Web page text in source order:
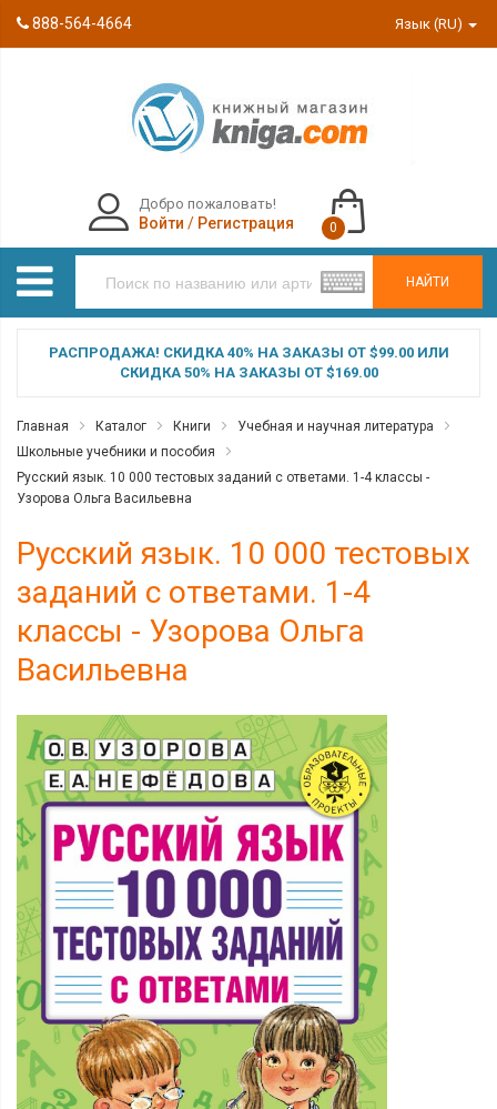
888-564-4664 Язык (RU)
НАЙТИ
Добро пожаловать!
Войти / Регистрация 0
РАСПРОДАЖА! СКИДКА 40% НА ЗАКАЗЫ ОТ $99.00 ИЛИ
СКИДКА 50% НА ЗАКАЗЫ ОТ $169.00
Главная Каталог Книги
Учебная и научная литература
Школьные учебники и пособия
Русский язык. 10 000 тестовых заданий с ответами. 1-4 классы -
Узорова Ольга Васильевна
Русский язык. 10 000 тестовых
заданий с ответами. 1-4
классы - Узорова Ольга
Васильевна